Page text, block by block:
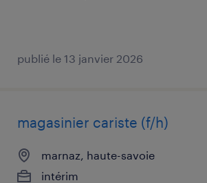
publié le 13 janvier 2026
magasinier cariste (f/h)
marnaz, haute-savoie
intérim